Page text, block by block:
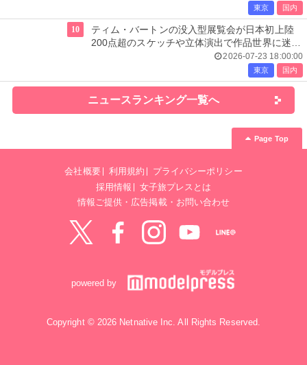
東京 国内
10
ティム・バートンの没入型展覧会が日本初上陸
200点超のスケッチや立体演出で作品世界に迷い
2026-07-23 18:00:00
東京 国内
ニュースランキング一覧へ
Page Top
会社概要 利用規約
プライバシーポリシー
採用情報
女子旅プレスとは
情報ご提供・広告掲載・お問い合わせ
powered by
Copyright © 2026 Netnative Inc. All Rights Reserved.